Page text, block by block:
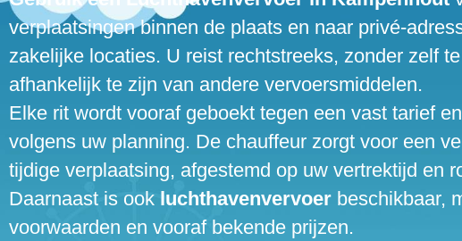
verplaatsingen binnen de plaats en naar privé-
zakelijke locaties. U reist rechtstreeks, zonder zelf
afhankelijk te zijn van andere vervoersmiddelen.
Elke rit wordt vooraf geboekt tegen een vast tarief
volgens uw planning. De chauffeur zorgt voor een
tijdige verplaatsing, afgestemd op uw vertrektijd en
Daarnaast is ook luchthavenvervoer beschikbaar,
voorwaarden en vooraf bekende prijzen.